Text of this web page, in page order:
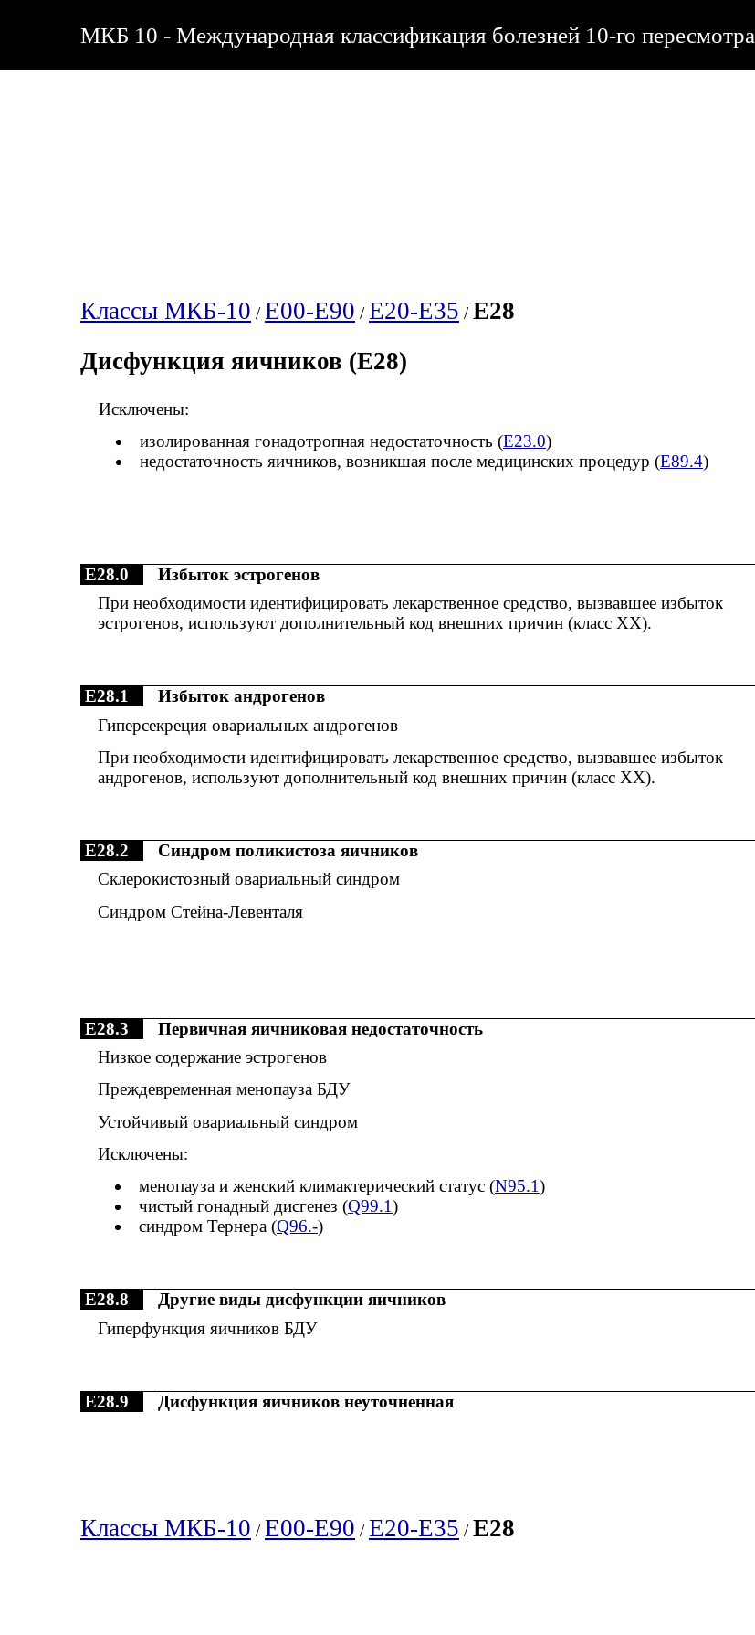
МКБ 10 - Международная классификация болезней 10-го пересмотра
Классы МКБ-10 /E00-E90 /E20-E35 /E28
Дисфункция яичников (E28)
Исключены:
изолированная гонадотропная недостаточность (E23.0)
недостаточность яичников, возникшая после медицинских процедур (E89.4)
E28.0
Избыток эстрогенов
При необходимости идентифицировать лекарственное средство, вызвавшее избыток
эстрогенов, используют дополнительный код внешних причин (класс XX).
E28.1
Избыток андрогенов
Гиперсекреция овариальных андрогенов
При необходимости идентифицировать лекарственное средство, вызвавшее избыток
андрогенов, используют дополнительный код внешних причин (класс XX).
E28.2
Синдром поликистоза яичников
Склерокистозный овариальный синдром
Синдром Стейна-Левенталя
E28.3
Первичная яичниковая недостаточность
Низкое содержание эстрогенов
Преждевременная менопауза БДУ
Устойчивый овариальный синдром
Исключены:
менопауза и женский климактерический статус (N95.1)
чистый гонадный дисгенез (Q99.1)
синдром Тернера (Q96.-)
E28.8
Другие виды дисфункции яичников
Гиперфункция яичников БДУ
E28.9 Дисфункция яичников неуточненная
Классы МКБ-10 /E00-E90 /E20-E35 /E28